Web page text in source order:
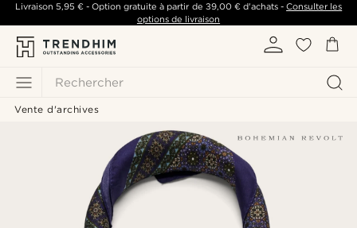
Rechercher
Livraison 5,95 €- Option gratuite à partir de 39,00 €d'achats -Consulter les
options de livraison
Vente d'archives